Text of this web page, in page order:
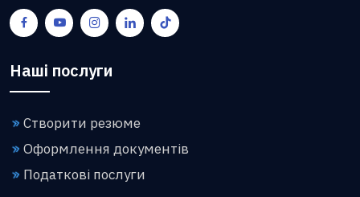
Наші послуги
Створити резюме
Оформлення документів
Податкові послуги